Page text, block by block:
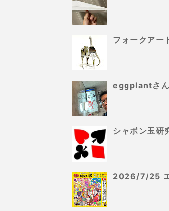
フォークアー
eggplantさん
シャボン玉研
2026/7/25 エ